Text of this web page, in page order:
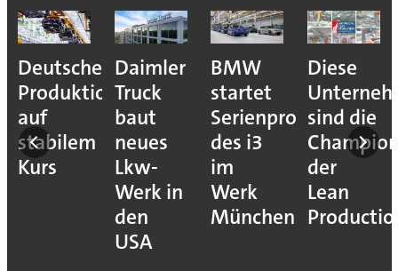
Deutsche
Produktion
auf
stabilem
Kurs
Daimler
Truck
baut
neues
Lkw-
Werk in
den
USA
BMW
startet
Serienproduktion
des i3
im
Werk
München
Diese
sind die
der
Lean